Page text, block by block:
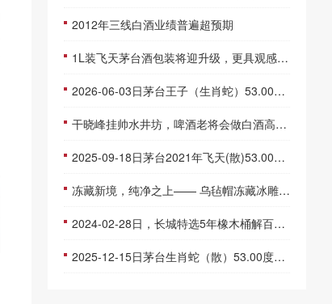
2012年三线白酒业绩普遍超预期
1L装飞天茅台酒包装将迎升级，更具观感、手感、体验感！
2026-06-03日茅台王子（生肖蛇）53.00度酒价格为370一瓶，下跌 5元
干晓峰挂帅水井坊，啤酒老将会做白酒高端化吗？
2025-09-18日茅台2021年飞天(散)53.00度酒价格为1,940一瓶，下跌 10元
冻藏新境，纯净之上—— 乌毡帽冻藏冰雕 Pro 新品于上海中心重磅发布
2024-02-28日，长城特选5年橡木桶解百纳750ML12.50度酒每瓶的价格是多少呢？
2025-12-15日茅台生肖蛇（散）53.00度酒价格为1,560一瓶，上涨 20元